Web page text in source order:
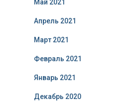
Май 2021
Апрель 2021
Март 2021
Февраль 2021
Январь 2021
Декабрь 2020